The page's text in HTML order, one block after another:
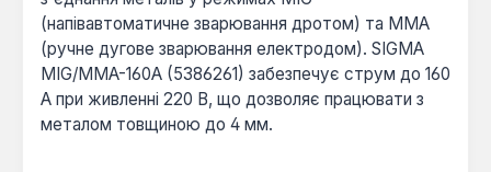
(напівавтоматичне зварювання дротом) та MMA
(ручне дугове зварювання електродом). SIGMA
MIG/MMA-160A (5386261) забезпечує струм до 160
А при живленні 220 В, що дозволяє працювати з
металом товщиною до 4 мм.